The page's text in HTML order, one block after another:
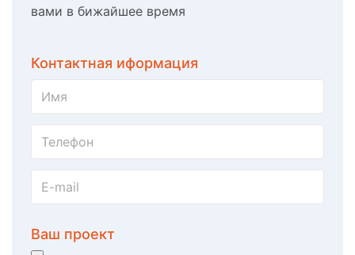
вами в бижайшее время
Контактная иформация
Ваш проект